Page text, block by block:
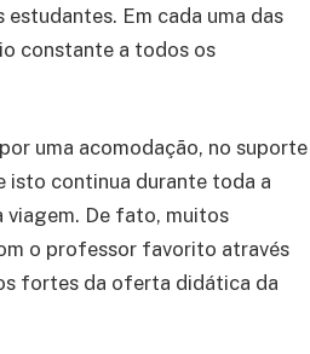
Em cada uma das
constante a todos os
uma acomodação, no suporte
isto continua durante toda a
viagem. De fato, muitos
o professor favorito através
fortes da oferta didática da